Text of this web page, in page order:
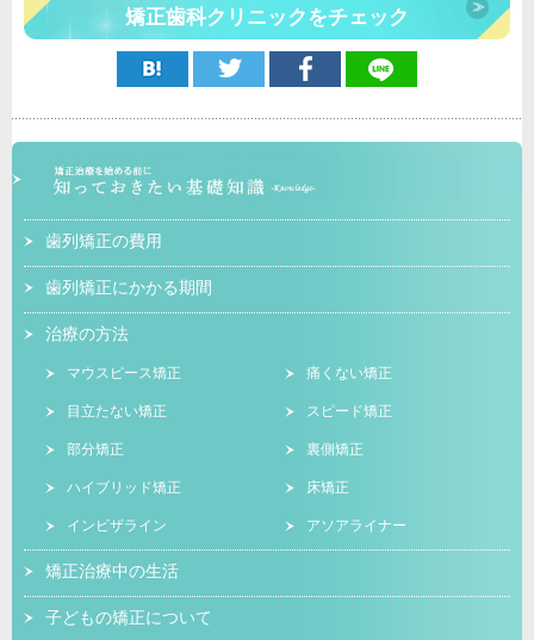
矯正歯科クリニックをチェック
歯列矯正の費用
歯列矯正にかかる期間
治療の方法
マウスピース矯正 痛くない矯正
目立たない矯正 スピード矯正
部分矯正 裏側矯正
ハイブリッド矯正 床矯正
インビザライン アソアライナー
矯正治療中の生活
子どもの矯正について